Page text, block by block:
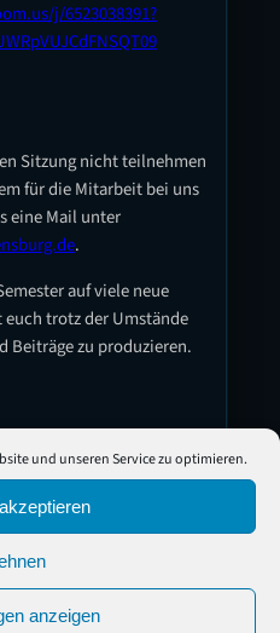
und unseren Service zu optimieren.
anzeigen
j/6523038391?
Sitzung nicht teilnehmen
für die Mitarbeit bei uns
eine Mail unter
.
auf viele neue
trotz der Umstände
Beiträge zu produzieren.
nicht veröffentlicht.